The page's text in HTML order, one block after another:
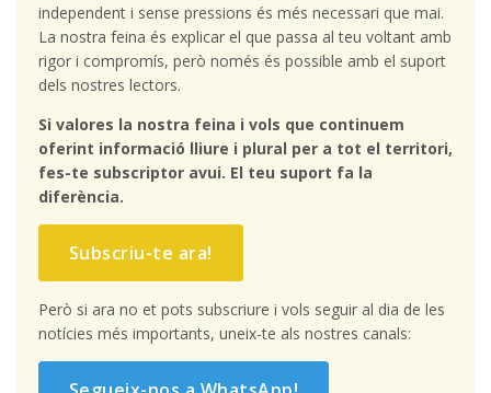
independent i sense pressions és més necessari que mai.
La nostra feina és explicar el que passa al teu voltant amb
rigor i compromís, però només és possible amb el suport
dels nostres lectors.
Si valores la nostra feina i vols que continuem
oferint informació lliure i plural per a tot el territori,
fes-te subscriptor avui. El teu suport fa la
diferència.
Subscriu-te ara!
Però si ara no et pots subscriure i vols seguir al dia de les
notícies més importants, uneix-te als nostres canals: